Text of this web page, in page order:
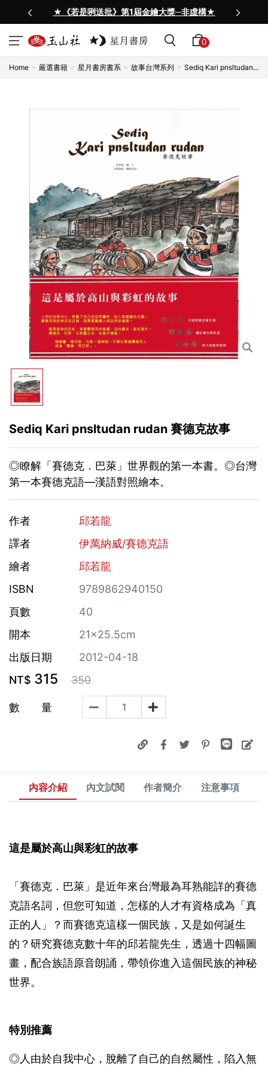
★《若是咧送批》第1屆金繪大獎─非虛構★
0
Home 嚴選書籍 星月書房書系 故事台灣系列
Sediq Kari pnsltudan
Sediq Kari pnsltudan rudan 賽德克故事
◎瞭解「賽德克．巴萊」世界觀的第一本書。◎台灣
第一本賽德克語—漢語對照繪本。
作者
邱若龍
譯者
伊萬納威/賽德克語
繪者
邱若龍
ISBN
9789862940150
頁數
40
開本
21×25.5cm
出版日期
2012-04-18
NT$ 315 350
數 量
內容介紹 內文試閱 作者簡介 注意事項
這是屬於高山與彩虹的故事
「賽德克．巴萊」是近年來台灣最為耳熟能詳的賽德
克語名詞，但您可知道，怎樣的人才有資格成為「真
正的人」？而賽德克這樣一個民族，又是如何誕生
的？研究賽德克數十年的邱若龍先生，透過十四幅圖
畫，配合族語原音朗誦，帶領你進入這個民族的神秘
世界。
特別推薦
◎人由於自我中心，脫離了自己的自然屬性，陷入無